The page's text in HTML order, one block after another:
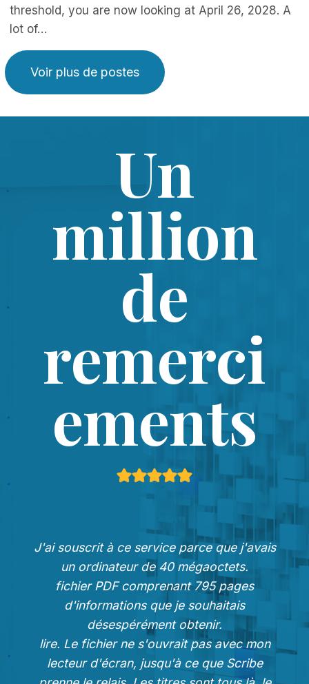
threshold, you are now looking at April 26, 2028. A
lot of…
Voir plus de postes
Un
million
de
remerci
ements
J'ai souscrit à ce service parce que j'avais
un ordinateur de 40 mégaoctets.
fichier PDF comprenant 795 pages
d'informations que je souhaitais
désespérément obtenir.
lire. Le fichier ne s'ouvrait pas avec mon
lecteur d'écran, jusqu'à ce que Scribe